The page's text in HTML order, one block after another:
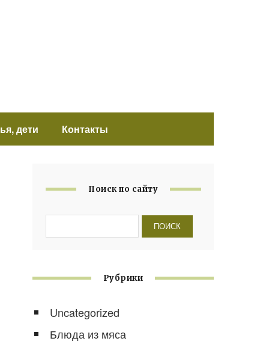
дети Контакты
Поиск по сайту
Рубрики
Uncategorized
Блюда из мяса